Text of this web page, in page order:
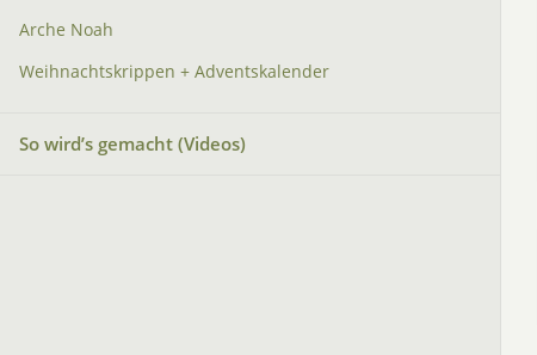
Arche Noah
Weihnachtskrippen + Adventskalender
So wird’s gemacht (Videos)